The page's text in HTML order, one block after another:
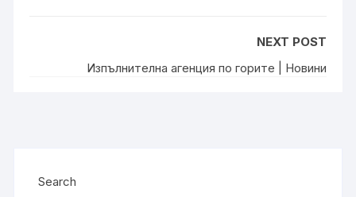
NEXT POST
Изпълнителна агенция по горите | Новини
Search